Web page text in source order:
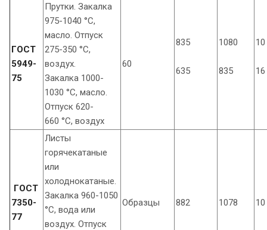
ГОСТ
5949-
75
Прутки. Закалка
975-1040 °С,
масло. Отпуск
275-350 °С,
воздух.
Закалка 1000-
1030 °С, масло.
Отпуск 620-
660 °С, воздух
60
835
635
1080
835
10
16
ГОСТ
7350-
77
Листы
горячекатаные
или
холоднокатаные.
Закалка 960-1050
°С, вода или
воздух. Отпуск
Образцы 882 1078 10